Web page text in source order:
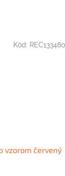
vzorom červený
Kód: